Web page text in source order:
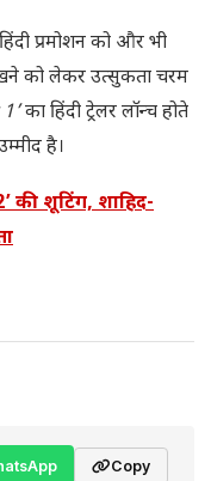
प्रमोशन को और भी
को लेकर उत्सुकता चरम
का हिंदी ट्रेलर लॉन्च होते
है।
की शूटिंग, शाहिद-
Copy